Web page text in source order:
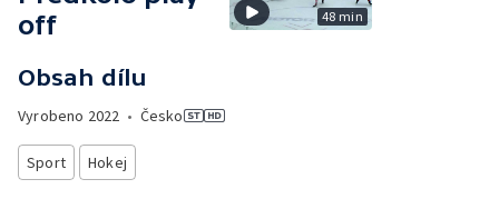
off
Obsah dílu
Vyrobeno 2022 • Česko
Sport Hokej
48 min